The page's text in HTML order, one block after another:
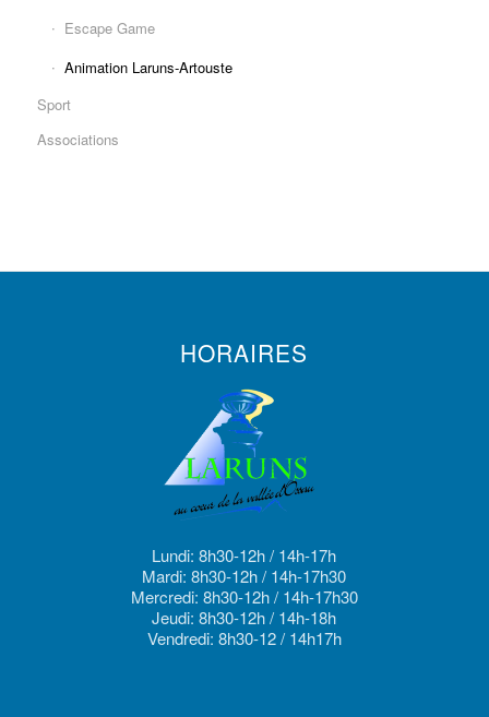
Escape Game
Animation Laruns-Artouste
Sport
Associations
HORAIRES
Lundi: 8h30-12h / 14h-17h
Mardi: 8h30-12h / 14h-17h30
Mercredi: 8h30-12h / 14h-17h30
Jeudi: 8h30-12h / 14h-18h
Vendredi: 8h30-12 / 14h17h